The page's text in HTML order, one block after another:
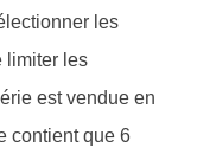
les
limiter les
est vendue en
contient que 6